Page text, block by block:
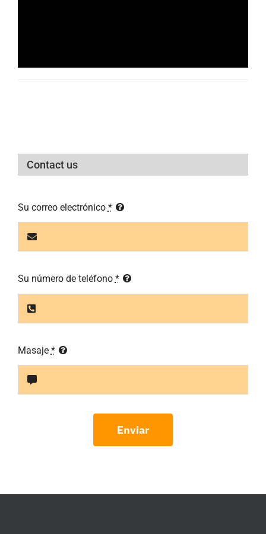
Contact us
Su correo electrónico *
Su número de teléfono *
Masaje *
Enviar